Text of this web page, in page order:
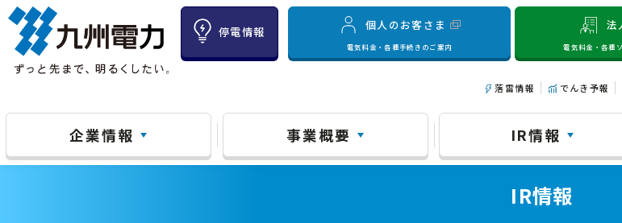
停電情報
個人のお客さま
電気料金・各種手続きのご案内
法
電気料金・各種
落雷情報 でんき予報
企業情報 事業概要 IR情報
IR情報